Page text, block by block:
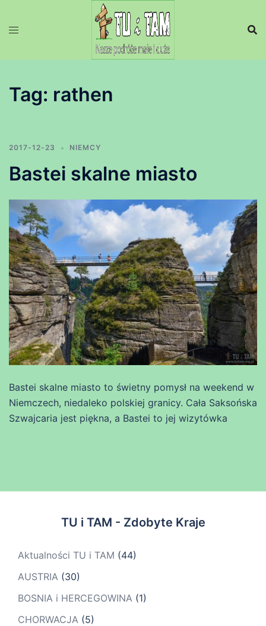
Tag: rathen
2017-12-23 NIEMCY
Bastei skalne miasto
Bastei skalne miasto to świetny pomysł na weekend w
Niemczech, niedaleko polskiej granicy. Cała Saksońska
Szwajcaria jest piękna, a Bastei to jej wizytówka
TU i TAM - Zdobyte Kraje
Aktualności TU i TAM (44)
AUSTRIA (30)
BOSNIA i HERCEGOWINA (1)
CHORWACJA (5)